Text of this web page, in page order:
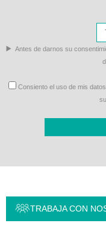
Antes de darnos su
Consiento el uso de mis
su
TRABAJA CON